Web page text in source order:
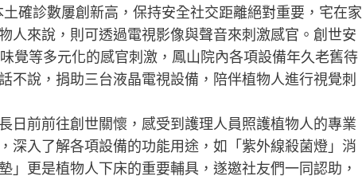
確診數屢創新高，保持安全社交距離絕對重要，宅在家
人來說，則可透過電視影像與聲音來刺激感官。創世安
覺等多元化的感官刺激，鳳山院內各項設備年久老舊待
不說，捐助三台液晶電視設備，陪伴植物人進行視覺刺
日前前往創世關懷，感受到護理人員照護植物人的專業
深入了解各項設備的功能用途，如「紫外線殺菌燈」消
」更是植物人下床的重要輔具，遂邀社友們一同認助，